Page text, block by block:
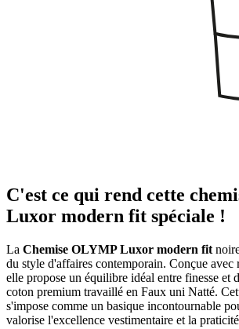
C'est ce qui rend cette
Luxor modern fit spéciale !
La Chemise OLYMP Luxor modern fit
du style d'affaires contemporain. Conçue avec
elle propose un équilibre idéal entre finesse et
coton premium travaillé en Faux uni Natté.
s'impose comme un basique incontournable
valorise l'excellence vestimentaire et la